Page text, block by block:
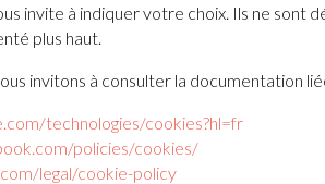
invite à indiquer votre choix. Ils ne
plus haut.
invitons à consulter la documentation
technologies/cookies?hl=fr
policies/cookies/
legal/cookie-policy